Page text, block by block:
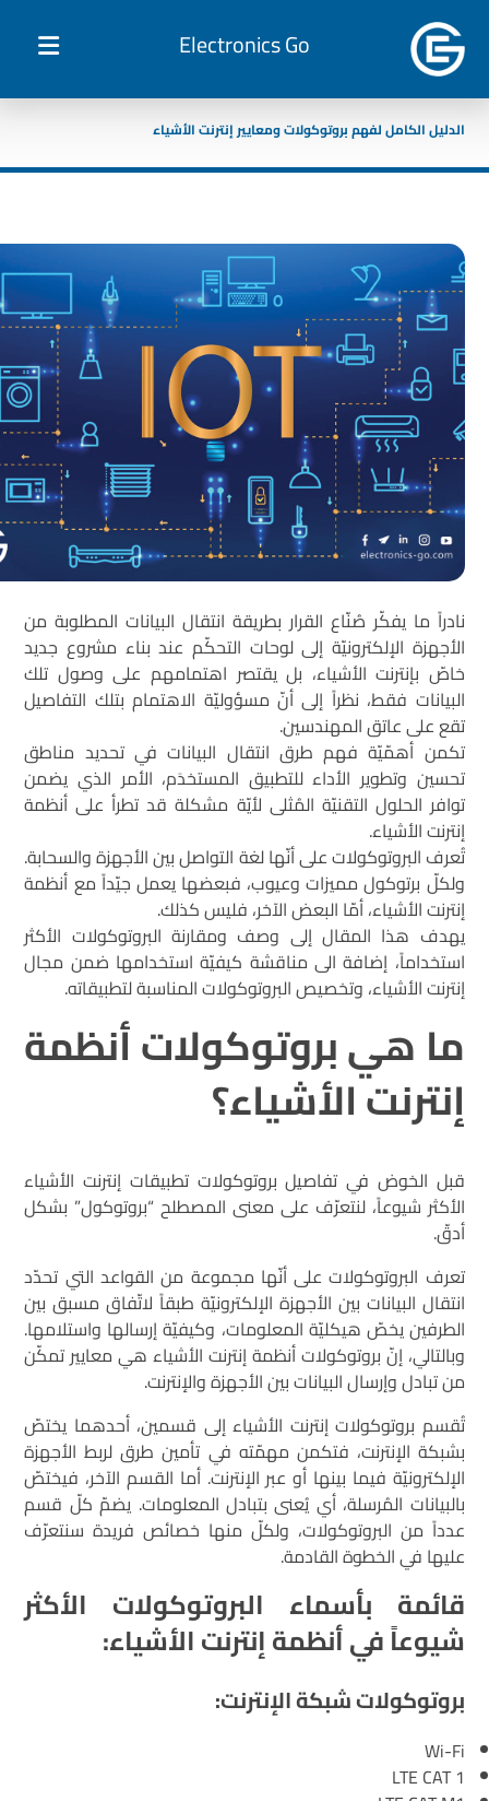
Electronics Go
الدليل الكامل لفهم بروتوكولات ومعايير إنترنت الأشياء
نادراً ما يفكّر صُنّاع القرار بطريقة انتقال البيانات المطلوبة من
الأجهزة الإلكترونيّة إلى لوحات التحكّم عند بناء مشروع جديد
خاصّ بإنترنت الأشياء، بل يقتصر اهتمامهم على وصول تلك
البيانات فقط، نظراً إلى أنّ مسؤوليّة الاهتمام بتلك التفاصيل
تقع على عاتق المهندسين.
تكمن أهمّيّة فهم طرق انتقال البيانات في تحديد مناطق
تحسين وتطوير الأداء للتطبيق المستخدَم، الأمر الذي يضمن
توافر الحلول التقنيّة المُثلى لأيّة مشكلة قد تطرأ على أنظمة
إنترنت الأشياء.
تُعرف البروتوكولات على أنّها لغة التواصل بين الأجهزة والسحابة.
ولكلّ برتوكول مميزات وعيوب، فبعضها يعمل جيّداً مع أنظمة
إنترنت الأشياء، أمّا البعض الآخر، فليس كذلك.
يهدف هذا المقال إلى وصف ومقارنة البروتوكولات الأكثر
استخداماً، إضافة الى مناقشة كيفيّة استخدامها ضمن مجال
إنترنت الأشياء، وتخصيص البروتوكولات المناسبة لتطبيقاته.
ما هي بروتوكولات أنظمة
إنترنت الأشياء؟
قبل الخوض في تفاصيل بروتوكولات تطبيقات إنترنت الأشياء
الأكثر شيوعاً، لنتعرّف على معنى المصطلح “بروتوكول” بشكل
أدقّ.
تعرف البروتوكولات على أنّها مجموعة من القواعد التي تحدّد
انتقال البيانات بين الأجهزة الإلكترونيّة طبقاً لاتّفاق مسبق بين
الطرفين يخصّ هيكليّة المعلومات، وكيفيّة إرسالها واستلامها.
وبالتالي، إنّ بروتوكولات أنظمة إنترنت الأشياء هي معايير تمكّن
من تبادل وإرسال البيانات بين الأجهزة والإنترنت.
تُقسم بروتوكولات إنترنت الأشياء إلى قسمين، أحدهما يختصّ
بشبكة الإنترنت، فتكمن مهمّته في تأمين طرق لربط الأجهزة
الإلكترونيّة فيما بينها أو عبر الإنترنت. أما القسم الآخر، فيختصّ
بالبيانات المُرسلة، أي يُعنى بتبادل المعلومات. يضمّ كلّ قسم
عدداً من البروتوكولات، ولكلّ منها خصائص فريدة سنتعرّف
عليها في الخطوة القادمة.
قائمة بأسماء البروتوكولات الأكثر
شيوعاً في أنظمة إنترنت الأشياء:
بروتوكولات شبكة الإنترنت:
Wi-Fi
LTE CAT 1